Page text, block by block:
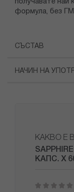
получавате най
формула, без
СЪСТАВ
НАЧИН НА
КАКВО Е
КАПС. X